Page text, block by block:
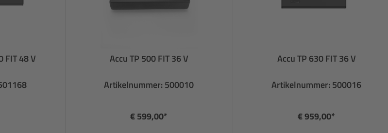
FIT 48 V
Accu TP 500 FIT 36 V
Artikelnummer: 500010
€ 599,00*
Accu TP 630 FIT 36 V
Artikelnummer: 500016
€ 959,00*